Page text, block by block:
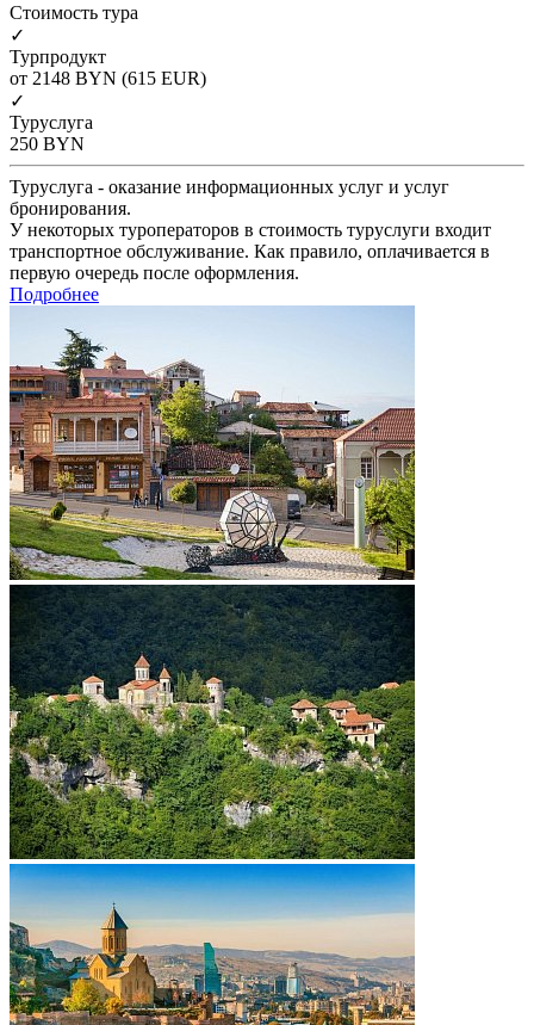
Cтоимость тура
✓
Турпродукт
от 2148 BYN (615 EUR)
✓
Туруслуга
250 BYN
Туруслуга - оказание информационных услуг и услуг
бронирования.
У некоторых туроператоров в стоимость туруслуги входит
транспортное обслуживание. Как правило, оплачивается в
первую очередь после оформления.
Подробнее